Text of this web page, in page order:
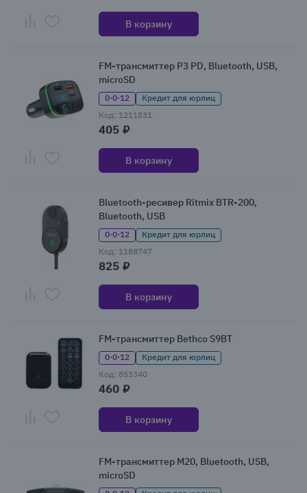
В корзину
FM-трансмиттер P3 PD, Bluetooth, USB,
microSD
0·0·12
Кредит для юрлиц
Код: 1211831
405 ₽
В корзину
Bluetooth-ресивер Ritmix BTR-200,
Bluetooth, USB
0·0·12
Кредит для юрлиц
Код: 1188747
825 ₽
В корзину
FM-трансмиттер Bethco S9BT
0·0·12
Кредит для юрлиц
Код: 853340
460 ₽
В корзину
FM-трансмиттер M20, Bluetooth, USB,
microSD